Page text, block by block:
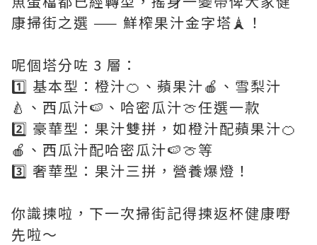
康掃街之選 —— 鮮榨果汁金字塔🗼！
呢個塔分咗 3 層：
1️⃣ 基本型：橙汁🍊、蘋果汁🍎、雪梨汁
🍐、西瓜汁🍉、哈密瓜汁🍈任選一款
2️⃣ 豪華型：果汁雙拼，如橙汁配蘋果汁🍊
🍎、西瓜汁配哈密瓜汁🍉🍈等
3️⃣ 奢華型：果汁三拼，營養爆燈！
你識揀啦，下一次掃街記得揀返杯健康嘢
先啦～